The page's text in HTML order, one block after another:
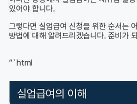
있어야 합니다.
그렇다면 실업급여 신청을 위한 순서는
방법에 대해 알려드리겠습니다. 준비가
“`html
실업급여의 이해